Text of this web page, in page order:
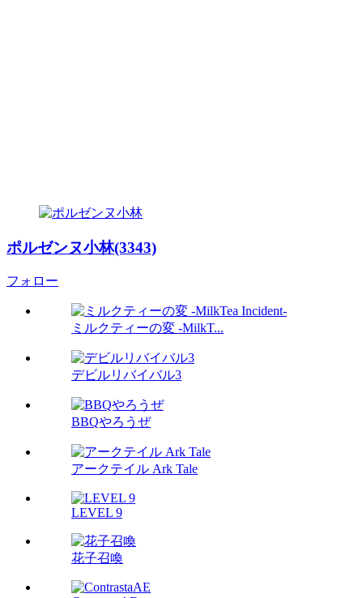
ポルゼンヌ小林(3343)
フォロー
ミルクティーの変 -MilkT...
デビルリバイバル3
BBQやろうぜ
アークテイル Ark Tale
LEVEL 9
花子召喚